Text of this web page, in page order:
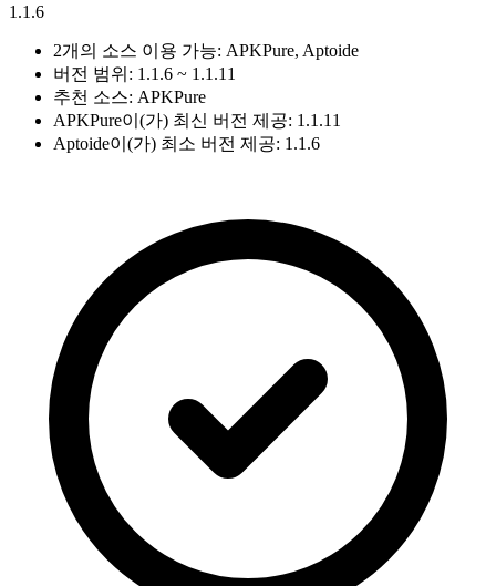
1.1.6
2개의 소스 이용 가능: APKPure, Aptoide
버전 범위: 1.1.6 ~ 1.1.11
추천 소스: APKPure
APKPure이(가) 최신 버전 제공: 1.1.11
Aptoide이(가) 최소 버전 제공: 1.1.6